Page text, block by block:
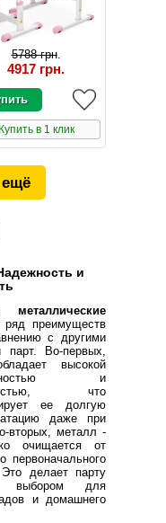
5788 грн.
4917 грн.
Купить в 1 клик
ещё
и
металлические
преимуществ
с другими
парт. Во-первых,
высокой
и
что
ее долгую
даже при
вторых, металл -
очищается от
первоначального
делает парту
выбором для
и домашнего